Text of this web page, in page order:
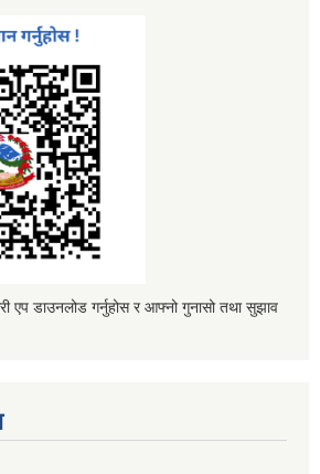
एप डाउनलोड गर्नुहोस र आफ्नो गुनासो तथा सुझाव